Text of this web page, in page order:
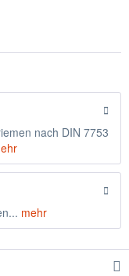
nach DIN 7753
mehr